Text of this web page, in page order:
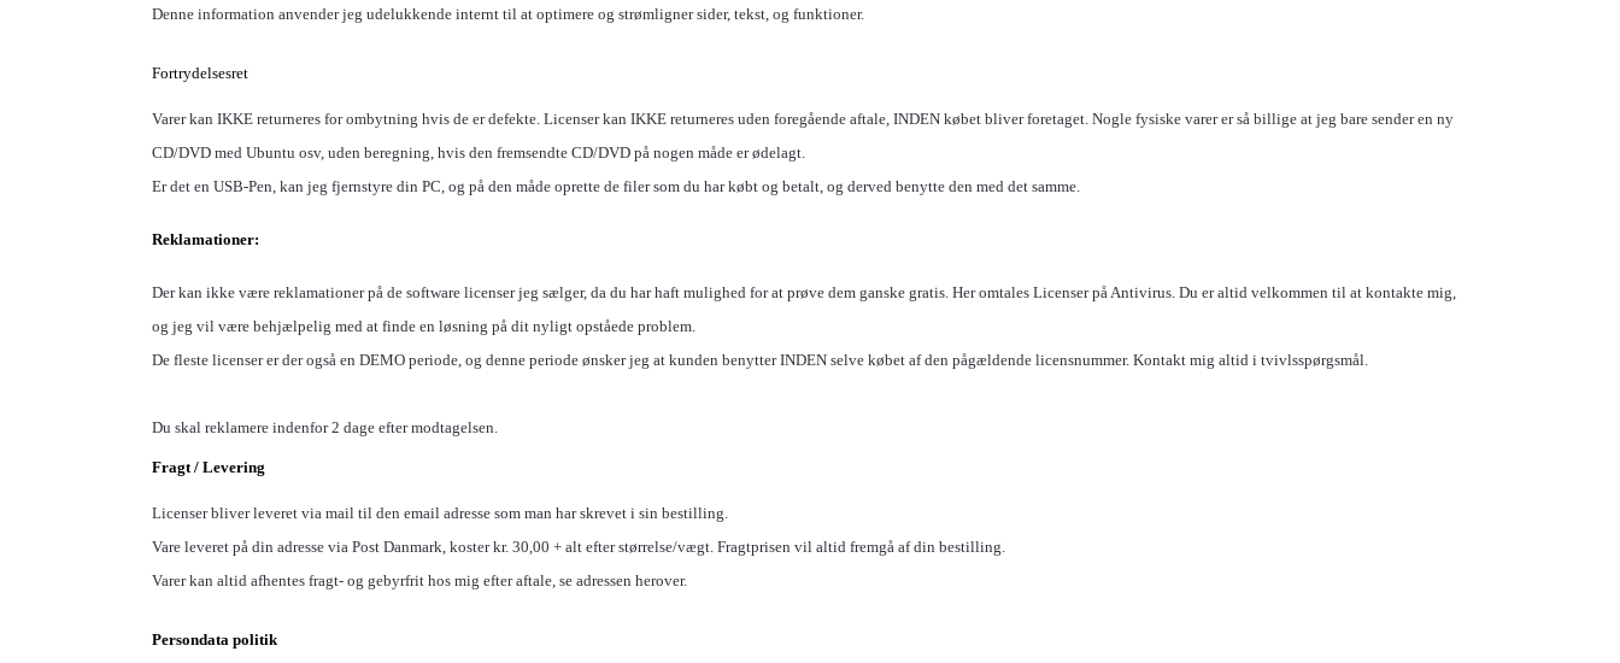
Denne information anvender jeg udelukkende internt til at optimere og strømligner sider, tekst, og funktioner.
Fortrydelsesret
Varer kan IKKE returneres for ombytning hvis de er defekte. Licenser kan IKKE returneres uden foregående aftale, INDEN købet bliver foretaget. Nogle fysiske varer er så billige at jeg bare sender en ny
CD/DVD med Ubuntu osv, uden beregning, hvis den fremsendte CD/DVD på nogen måde er ødelagt.
Er det en USB-Pen, kan jeg fjernstyre din PC, og på den måde oprette de filer som du har købt og betalt, og derved benytte den med det samme.
Reklamationer:
Der kan ikke være reklamationer på de software licenser jeg sælger, da du har haft mulighed for at prøve dem ganske gratis. Her omtales Licenser på Antivirus. Du er altid velkommen til at kontakte mig,
og jeg vil være behjælpelig med at finde en løsning på dit nyligt opståede problem.
De fleste licenser er der også en DEMO periode, og denne periode ønsker jeg at kunden benytter INDEN selve købet af den pågældende licensnummer. Kontakt mig altid i tvivlsspørgsmål.
Du skal reklamere indenfor 2 dage efter modtagelsen.
Fragt / Levering
Licenser bliver leveret via mail til den email adresse som man har skrevet i sin bestilling.
Vare leveret på din adresse via Post Danmark, koster kr. 30,00 + alt efter størrelse/vægt. Fragtprisen vil altid fremgå af din bestilling.
Varer kan altid afhentes fragt- og gebyrfrit hos mig efter aftale, se adressen herover.
Persondata politik